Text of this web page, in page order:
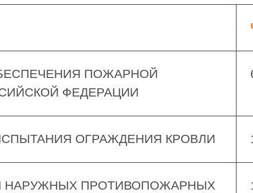
ПОЖАРНОЙ
ФЕДЕРАЦИИ
ОГРАЖДЕНИЯ КРОВЛИ
НАРУЖНЫХ ПРОТИВОПОЖАРНЫХ